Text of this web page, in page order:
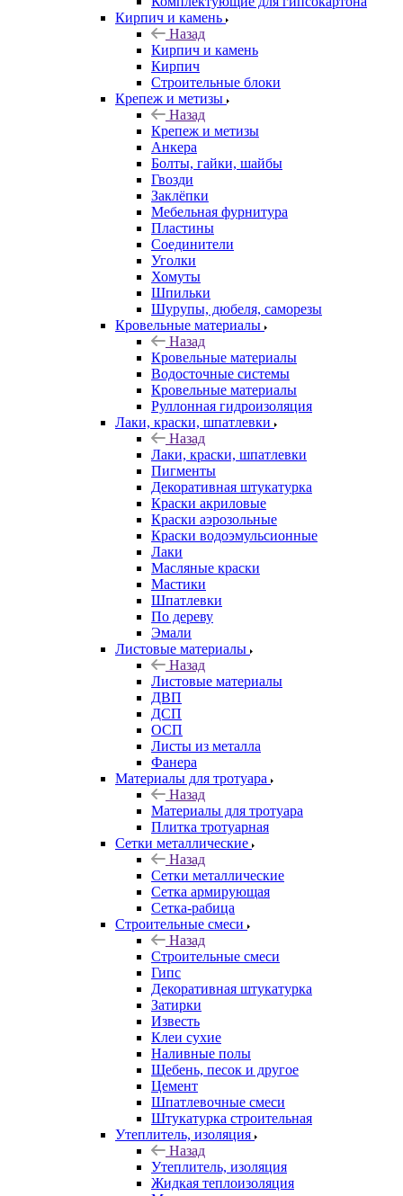
Кирпич и камень
Назад
Кирпич и камень
Кирпич
Строительные блоки
Крепеж и метизы
Назад
Крепеж и метизы
Анкера
Болты, гайки, шайбы
Гвозди
Заклёпки
Мебельная фурнитура
Пластины
Соединители
Уголки
Хомуты
Шпильки
Шурупы, дюбеля, саморезы
Кровельные материалы
Назад
Кровельные материалы
Водосточные системы
Кровельные материалы
Руллонная гидроизоляция
Лаки, краски, шпатлевки
Назад
Лаки, краски, шпатлевки
Пигменты
Декоративная штукатурка
Краски акриловые
Краски аэрозольные
Краски водоэмульсионные
Лаки
Масляные краски
Мастики
Шпатлевки
По дереву
Эмали
Листовые материалы
Назад
Листовые материалы
ДВП
ДСП
ОСП
Листы из металла
Фанера
Материалы для тротуара
Назад
Материалы для тротуара
Плитка тротуарная
Сетки металлические
Назад
Сетки металлические
Сетка армирующая
Сетка-рабица
Строительные смеси
Назад
Строительные смеси
Гипс
Декоративная штукатурка
Затирки
Известь
Клеи сухие
Наливные полы
Щебень, песок и другое
Цемент
Шпатлевочные смеси
Штукатурка строительная
Утеплитель, изоляция
Назад
Утеплитель, изоляция
Жидкая теплоизоляция